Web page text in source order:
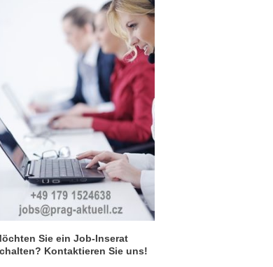
Sie ein Job-Inserat
Kontaktieren Sie uns!